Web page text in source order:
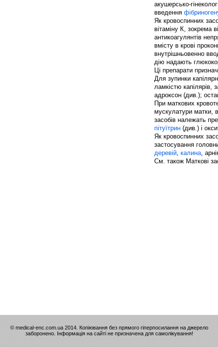
акушерсько-
введення
Як кровоспинних
вітаміну К, зокрема
антикоагулянтів
вмісту в крові
внутрішньовенно
дію надають
Ці препарати
Для зупинки
ламкістю капілярів,
адроксон (див.);
При маткових
мускулатури матки,
засобів належать
пітуїтрин (див.) і
Як кровоспинних
застосування
деревій, калина,
См. також Маткові
© medical-enc.com.ua 2014. Копіювання без прямого гіперпосилання на джерело
заборонено. Інформація на сайті не призначена для самолікування!